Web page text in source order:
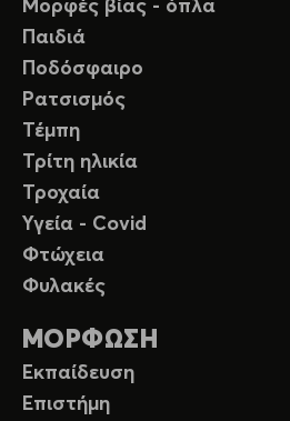
Μορφές βίας - όπλα
Παιδιά
Ποδόσφαιρο
Ρατσισμός
Τέμπη
Τρίτη ηλικία
Τροχαία
Υγεία - Covid
Φτώχεια
Φυλακές
ΜΟΡΦΩΣΗ
Εκπαίδευση
Επιστήμη